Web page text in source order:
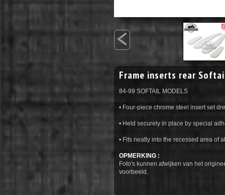
<
Frame inserts rear
84-99 SOFTAIL MODELS
• Four-piece chrome steel insert set
• Held securely in place by special
• Fits neatly into the recessed area of
OPMERKING :
Foto's kunnen afwijken van het
voorbeeld.